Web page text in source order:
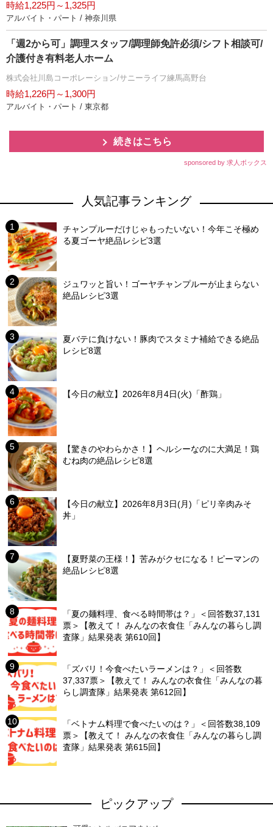
時給1,225円～1,325円
アルバイト・パート / 神奈川県
「週2から可」調理スタッフ/調理師免許必須/シフト相談可/
介護付き有料老人ホーム
株式会社川島コーポレーション/サニーライフ練馬高野台
時給1,226円～1,300円
アルバイト・パート / 東京都
続きはこちら
sponsored by 求人ボックス
人気記事ランキング
チャンプルーだけじゃもったいない！今年こそ極め
る夏ゴーヤ絶品レシピ3選
ジュワッと旨い！ゴーヤチャンプルーが止まらない
絶品レシピ3選
夏バテに負けない！豚肉でスタミナ補給できる絶品
レシピ8選
【今日の献立】2026年8月4日(火)「酢鶏」
【驚きのやわらかさ！】ヘルシーなのに大満足！鶏
むね肉の絶品レシピ8選
【今日の献立】2026年8月3日(月)「ピリ辛肉みそ
丼」
【夏野菜の王様！】苦みがクセになる！ピーマンの
絶品レシピ8選
「夏の麺料理、食べる時間帯は？」＜回答数37,131
票＞【教えて！ みんなの衣食住「みんなの暮らし調
査隊」結果発表 第610回】
「ズバリ！今食べたいラーメンは？」＜回答数
37,337票＞【教えて！ みんなの衣食住「みんなの暮
らし調査隊」結果発表 第612回】
「ベトナム料理で食べたいのは？」＜回答数38,109
票＞【教えて！ みんなの衣食住「みんなの暮らし調
査隊」結果発表 第615回】
ピックアップ